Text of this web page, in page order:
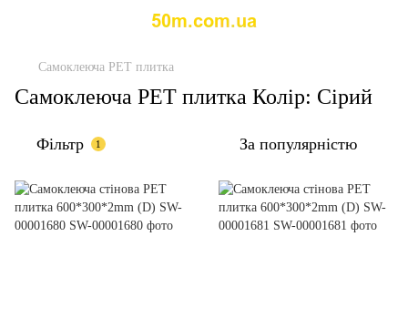
Самоклеюча PET плитка
Самоклеюча PET плитка Колір: Сірий
Фільтр 1 За популярністю